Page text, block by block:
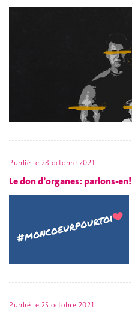
Publié le 28 octobre 2021
Le don d’organes: parlons-en!
Publié le 25 octobre 2021